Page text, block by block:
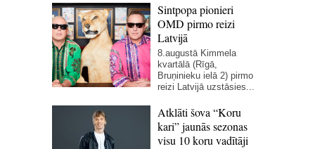
Sintpopa pionieri
OMD pirmo reizi
Latvijā
8.augustā Kimmela
kvartālā (Rīgā,
Bruņinieku ielā 2) pirmo
reizi Latvijā uzstāsies...
Atklāti šova “Koru
kari” jaunās sezonas
visu 10 koru vadītāji